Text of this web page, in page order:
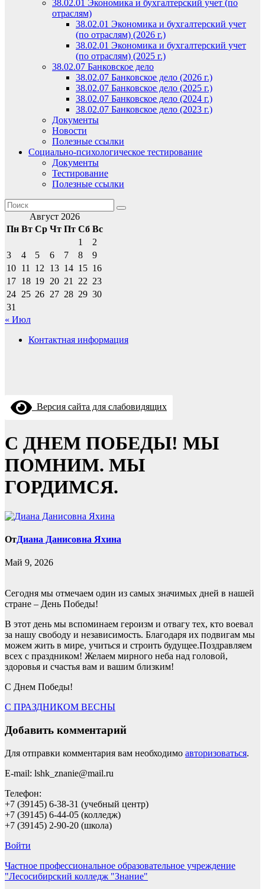
38.02.01 Экономика и бухгалтерский учет (по
отраслям)
38.02.01 Экономика и бухгалтерский учет
(по отраслям) (2026 г.)
38.02.01 Экономика и бухгалтерский учет
(по отраслям) (2025 г.)
38.02.07 Банковское дело
38.02.07 Банковское дело (2026 г.)
38.02.07 Банковское дело (2025 г.)
38.02.07 Банковское дело (2024 г.)
38.02.07 Банковское дело (2023 г.)
Документы
Новости
Полезные ссылки
Социально-психологическое тестирование
Документы
Тестирование
Полезные ссылки
Август 2026
Пн Вт Ср Чт Пт Сб Вс
1
2
3
4 5 6 7 8
9
10 11 12 13 14 15 16
17 18 19 20 21 22 23
24 25 26 27 28 29 30
31
« Июл
Контактная информация
Версия сайта для слабовидящих
С ДНЕМ ПОБЕДЫ! МЫ
ПОМНИМ. МЫ
ГОРДИМСЯ.
ОтДиана Данисовна Яхина
Май 9, 2026
Сегодня мы отмечаем один из самых значимых дней в нашей
стране – День Победы!
В этот день мы вспоминаем героизм и отвагу тех, кто воевал
за нашу свободу и независимость. Благодаря их подвигам мы
можем жить в мире, учиться и строить будущее.Поздравляем
всех с праздником! Желаем мирного неба над головой,
здоровья и счастья вам и вашим близким!
С Днем Победы!
Навигация
по
записям
С ПРАЗДНИКОМ ВЕСНЫ
Добавить комментарий
Для отправки комментария вам необходимо авторизоваться.
E-mail: lshk_znanie@mail.ru
Телефон:
+7 (39145) 6-38-31 (учебный центр)
+7 (39145) 6-44-05 (колледж)
+7 (39145) 2-90-20 (школа)
Войти
Частное профессиональное образовательное учреждение
"Лесосибирский колледж "Знание"